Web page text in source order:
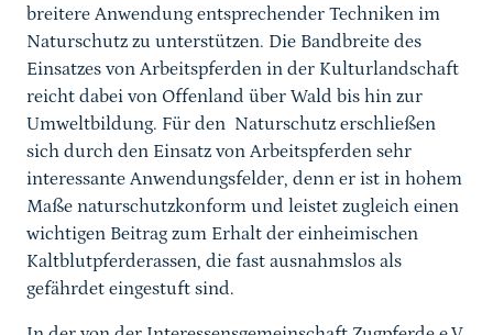
breitere Anwendung entsprechender Techniken im
Naturschutz zu unterstützen. Die Bandbreite des
Einsatzes von Arbeitspferden in der Kulturlandschaft
reicht dabei von Offenland über Wald bis hin zur
Umweltbildung. Für den Naturschutz erschließen
sich durch den Einsatz von Arbeitspferden sehr
interessante Anwendungsfelder, denn er ist in hohem
Maße naturschutzkonform und leistet zugleich einen
wichtigen Beitrag zum Erhalt der einheimischen
Kaltblutpferderassen, die fast ausnahmslos als
gefährdet eingestuft sind.